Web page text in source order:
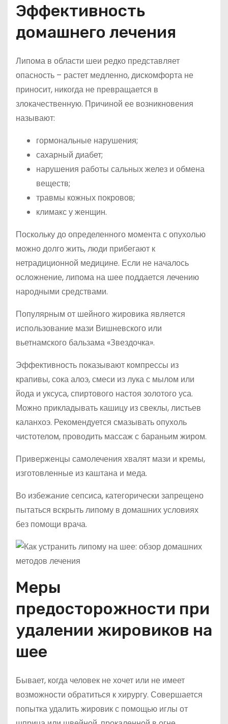
Эффективность
домашнего лечения
Липома в области шеи редко представляет
опасность – растет медленно, дискомфорта не
приносит, никогда не превращается в
злокачественную. Причиной ее возникновения
называют:
гормональные нарушения;
сахарный диабет;
нарушения работы сальных желез и обмена
веществ;
травмы кожных покровов;
климакс у женщин.
Поскольку до определенного момента с опухолью
можно долго жить, люди прибегают к
нетрадиционной медицине. Если не началось
осложнение, липома на шее поддается лечению
народными средствами.
Популярным от шейного жировика является
использование мази Вишневского или
вьетнамского бальзама «Звездочка».
Эффективность показывают компрессы из
крапивы, сока алоэ, смеси из лука с мылом или
йода и уксуса, спиртового настоя золотого уса.
Можно прикладывать кашицу из свеклы, листьев
каланхоэ. Рекомендуется смазывать опухоль
чистотелом, проводить массаж с бараньим жиром.
Приверженцы самолечения хвалят мази и кремы,
изготовленные из каштана и меда.
Во избежание сепсиса, категорически запрещено
пытаться вскрыть липому в домашних условиях
без помощи врача.
Меры
предосторожности при
удалении жировиков на
шее
Бывает, когда человек не хочет или не имеет
возможности обратиться к хирургу. Совершается
попытка удалить жировик с помощью иглы от